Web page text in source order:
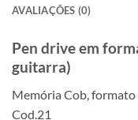
AVALIAÇÕES (0)
Pen drive em
guitarra)
Memória Cob, formato
Cod.21